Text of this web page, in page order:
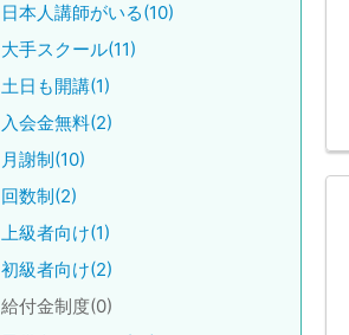
日本人講師がいる(10)
大手スクール(11)
土日も開講(1)
入会金無料(2)
月謝制(10)
回数制(2)
上級者向け(1)
初級者向け(2)
給付金制度(0)